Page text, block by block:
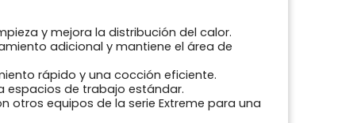
y mejora la distribución del calor.
adicional y mantiene el área de
rápido y una cocción eficiente.
espacios de trabajo estándar.
otros equipos de la serie Extreme para una